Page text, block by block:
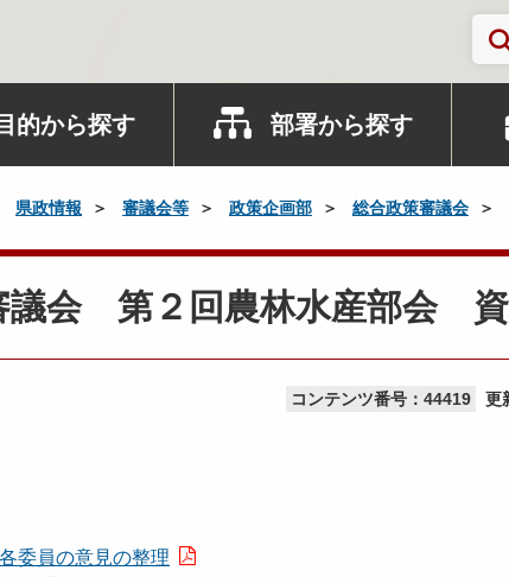
目的から探す 部署から探す
県政情報 審議会等 政策企画部 総合政策審議会
議会 第２回農林水産部会
コンテンツ番号：44419 更
委員の意見の整理